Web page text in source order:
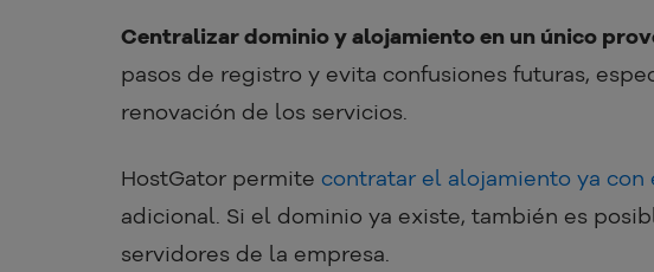
Centralizar dominio y alojamiento en un único
pasos de registro y evita confusiones futuras,
renovación de los servicios.
HostGator permite contratar el alojamiento ya
adicional. Si el dominio ya existe, también es
servidores de la empresa.